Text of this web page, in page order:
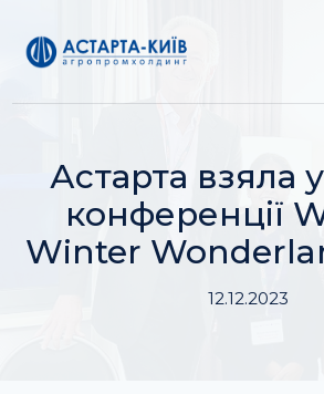
вмісту
Астарта взяла
конференції
Winter
12.12.2023